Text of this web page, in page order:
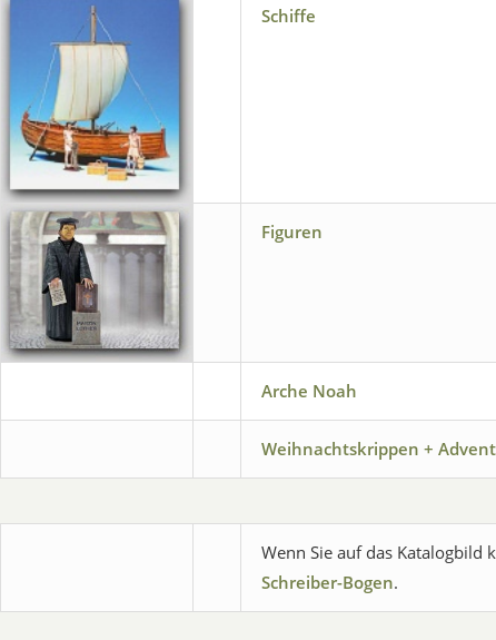
Schiffe
Figuren
Arche Noah
Weihnachtskrippen +
Wenn Sie auf das
Schreiber-Bogen.